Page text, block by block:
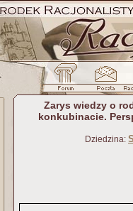
Zarys wiedzy o
konkubinacie.
Dziedzina: